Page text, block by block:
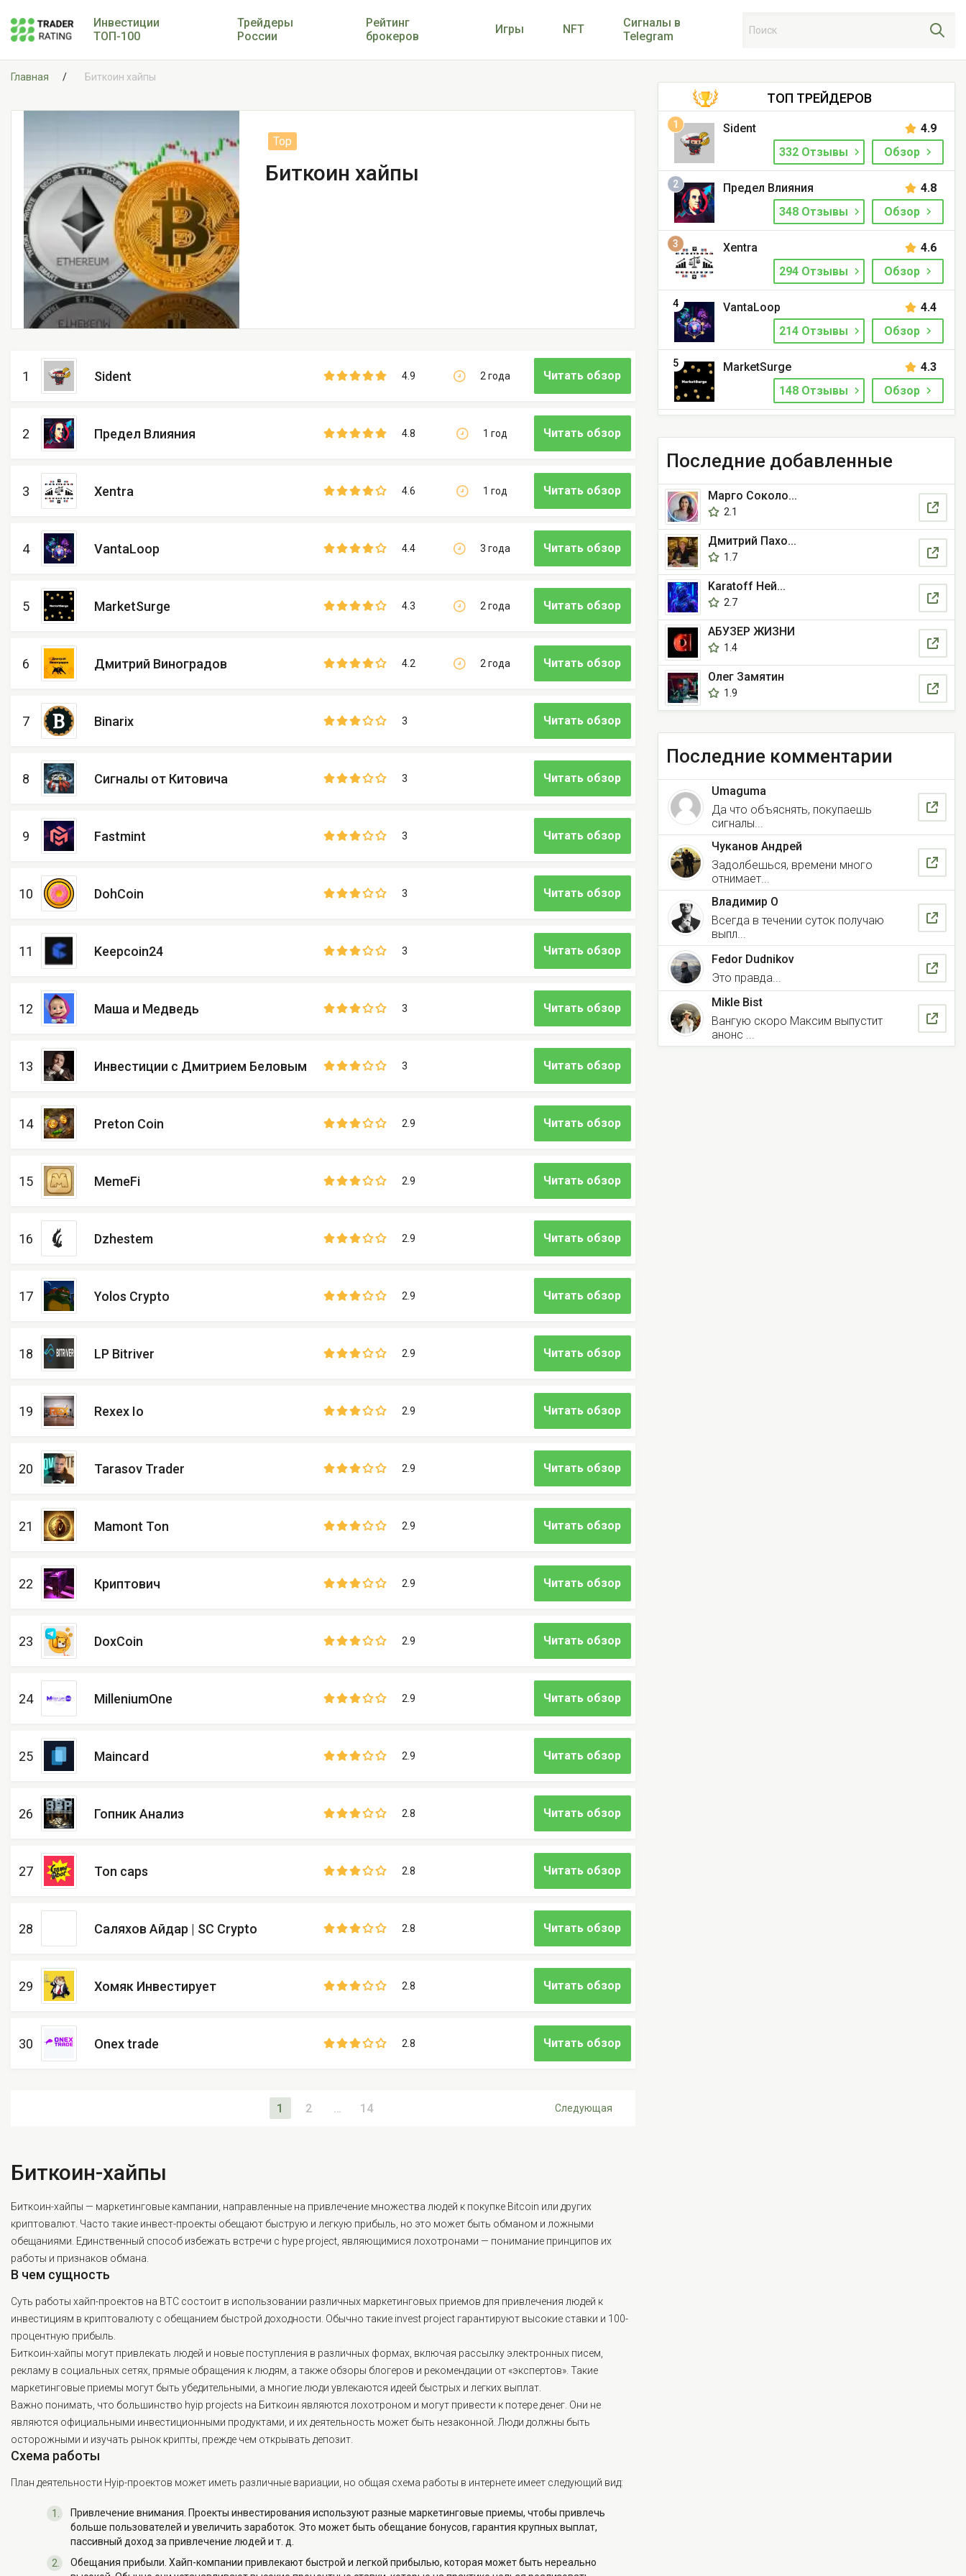
Инвестиции
ТОП-100
Трейдеры
России
Рейтинг
брокеров
Игры NFT
Сигналы в
Telegram
Главная Биткоин хайпы
Биткоин хайпы
1 Sident 4.9 2 года Читать обзор
2 Предел Влияния 4.8 1 год Читать обзор
3 Xentra 4.6 1 год Читать обзор
4 VantaLoop 4.4 3 года Читать обзор
5 MarketSurge 4.3 2 года Читать обзор
6 Дмитрий Виноградов 4.2 2 года Читать обзор
7 Binarix 3 Читать обзор
8 Сигналы от Китовича 3 Читать обзор
9 Fastmint 3 Читать обзор
10 DohCoin 3 Читать обзор
11 Keepcoin24 3 Читать обзор
12 Маша и Медведь 3 Читать обзор
13 Инвестиции с Дмитрием Беловым 3 Читать обзор
14 Preton Coin 2.9 Читать обзор
15 MemeFi 2.9 Читать обзор
16 Dzhestem 2.9 Читать обзор
17 Yolos Crypto 2.9 Читать обзор
18 LP Bitriver 2.9 Читать обзор
19 Rexex Io 2.9 Читать обзор
20 Tarasov Trader 2.9 Читать обзор
21 Mamont Ton 2.9 Читать обзор
22 Криптович 2.9 Читать обзор
23 DoxCoin 2.9 Читать обзор
24 MilleniumOne 2.9 Читать обзор
25 Maincard 2.9 Читать обзор
26 Гопник Анализ 2.8 Читать обзор
27 Ton caps 2.8 Читать обзор
28 Саляхов Айдар | SC Crypto 2.8 Читать обзор
29 Хомяк Инвестирует 2.8 Читать обзор
30 Onex trade 2.8 Читать обзор
1 2 … 14 Следующая
Биткоин-хайпы
Биткоин-хайпы — маркетинговые кампании, направленные на привлечение множества людей к покупке Bitcoin или других
криптовалют. Часто такие инвест-проекты обещают быструю и легкую прибыль, но это может быть обманом и ложными
обещаниями. Единственный способ избежать встречи с hype project, являющимися лохотронами — понимание принципов их
работы и признаков обмана.
В чем сущность
Суть работы хайп-проектов на BTC состоит в использовании различных маркетинговых приемов для привлечения людей к
инвестициям в криптовалюту с обещанием быстрой доходности. Обычно такие invest project гарантируют высокие ставки и 100-
процентную прибыль.
Биткоин-хайпы могут привлекать людей и новые поступления в различных формах, включая рассылку электронных писем,
рекламу в социальных сетях, прямые обращения к людям, а также обзоры блогеров и рекомендации от «экспертов». Такие
маркетинговые приемы могут быть убедительными, а многие люди увлекаются идеей быстрых и легких выплат.
Важно понимать, что большинство hyip projects на Биткоин являются лохотроном и могут привести к потере денег. Они не
являются официальными инвестиционными продуктами, и их деятельность может быть незаконной. Люди должны быть
осторожными и изучать рынок крипты, прежде чем открывать депозит.
Схема работы
План деятельности Hyip-проектов может иметь различные вариации, но общая схема работы в интернете имеет следующий вид:
Привлечение внимания. Проекты инвестирования используют разные маркетинговые приемы, чтобы привлечь
больше пользователей и увеличить заработок. Это может быть обещание бонусов, гарантия крупных выплат,
пассивный доход за привлечение людей и т. д.
Обещания прибыли. Хайп-компании привлекают быстрой и легкой прибылью, которая может быть нереально
ТОП ТРЕЙДЕРОВ
1 Sident
4.9
332 Отзывы
Обзор
2 Предел Влияния
4.8
348 Отзывы
Обзор
3 Xentra
4.6
294 Отзывы
Обзор
4 VantaLoop
4.4
214 Отзывы
Обзор
5 MarketSurge
4.3
148 Отзывы
Обзор
Последние добавленные
Марго Соколо...
2.1
Дмитрий Пахо...
1.7
Karatoff Ней...
2.7
АБУЗЕР ЖИЗНИ
1.4
Олег Замятин
1.9
Последние комментарии
Umaguma
Да что объяснять, покупаешь
сигналы...
Чуканов Андрей
Задолбешься, времени много
отнимает...
Владимир О
Всегда в течении суток получаю
выпл...
Fedor Dudnikov
Это правда...
Mikle Bist
Вангую скоро Максим выпустит
анонс ...